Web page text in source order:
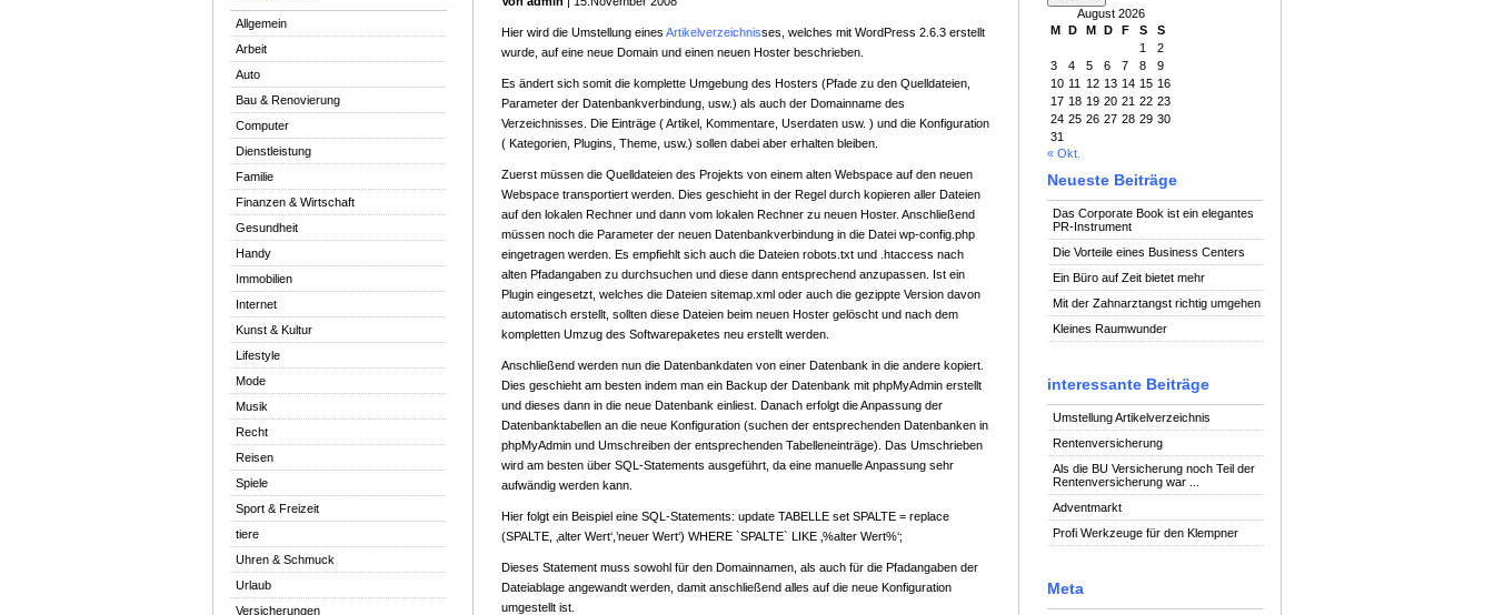
Allgemein
Arbeit
Auto
Bau & Renovierung
Computer
Dienstleistung
Familie
Finanzen & Wirtschaft
Gesundheit
Handy
Immobilien
Internet
Kunst & Kultur
Lifestyle
Mode
Musik
Recht
Reisen
Spiele
Sport & Freizeit
tiere
Uhren & Schmuck
Urlaub
Versicherungen
August 2026
M D M D F S
S
1
2
3
4 5 6 7 8
9
10 11 12 13 14 15 16
17 18 19 20 21 22 23
24 25 26 27 28 29 30
31
« Okt.
Neueste Beiträge
Das Corporate Book ist ein elegantes
PR-Instrument
Die Vorteile eines Business Centers
Ein Büro auf Zeit bietet mehr
Mit der Zahnarztangst richtig umgehen
Kleines Raumwunder
interessante Beiträge
Umstellung Artikelverzeichnis
Rentenversicherung
Als die BU Versicherung noch Teil der
Rentenversicherung war ...
Adventmarkt
Profi Werkzeuge für den Klempner
Meta
Hier wird die Umstellung eines Artikelverzeichnisses, welches mit WordPress 2.6.3 erstellt
wurde, auf eine neue Domain und einen neuen Hoster beschrieben.
Es ändert sich somit die komplette Umgebung des Hosters (Pfade zu den Quelldateien,
Parameter der Datenbankverbindung, usw.) als auch der Domainname des
Verzeichnisses. Die Einträge ( Artikel, Kommentare, Userdaten usw. ) und die Konfiguration
( Kategorien, Plugins, Theme, usw.) sollen dabei aber erhalten bleiben.
Zuerst müssen die Quelldateien des Projekts von einem alten Webspace auf den neuen
Webspace transportiert werden. Dies geschieht in der Regel durch kopieren aller Dateien
auf den lokalen Rechner und dann vom lokalen Rechner zu neuen Hoster. Anschließend
müssen noch die Parameter der neuen Datenbankverbindung in die Datei wp-config.php
eingetragen werden. Es empfiehlt sich auch die Dateien robots.txt und .htaccess nach
alten Pfadangaben zu durchsuchen und diese dann entsprechend anzupassen. Ist ein
Plugin eingesetzt, welches die Dateien sitemap.xml oder auch die gezippte Version davon
automatisch erstellt, sollten diese Dateien beim neuen Hoster gelöscht und nach dem
kompletten Umzug des Softwarepaketes neu erstellt werden.
Anschließend werden nun die Datenbankdaten von einer Datenbank in die andere kopiert.
Dies geschieht am besten indem man ein Backup der Datenbank mit phpMyAdmin erstellt
und dieses dann in die neue Datenbank einliest. Danach erfolgt die Anpassung der
Datenbanktabellen an die neue Konfiguration (suchen der entsprechenden Datenbanken in
phpMyAdmin und Umschreiben der entsprechenden Tabelleneinträge). Das Umschrieben
wird am besten über SQL-Statements ausgeführt, da eine manuelle Anpassung sehr
aufwändig werden kann.
Hier folgt ein Beispiel eine SQL-Statements: update TABELLE set SPALTE = replace
(SPALTE, ‚alter Wert‘,’neuer Wert‘) WHERE `SPALTE` LIKE ‚%alter Wert%‘;
Dieses Statement muss sowohl für den Domainnamen, als auch für die Pfadangaben der
Dateiablage angewandt werden, damit anschließend alles auf die neue Konfiguration
umgestellt ist.